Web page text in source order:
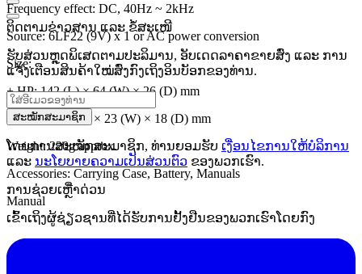
Frequency effect: DC, 40Hz ~ 2kHz
Source: 6LF22 (9V) x 1 or AC power conversion
Size:
+ HP: 142 (L) × 64 (W) × 26 (D) mm
+ Pliers: 153 (L) × 23 (W) × 18 (D) mm
Weight: 220g approx.
Accessories: Carrying Case, Battery, Manuals
Manual
ຕິດຕາມຂ່າວສານ ແລະ ຂໍ້ສະເໜີ
ຮັບສ່ວນຫຼຸດພິເສດຕາມປະລິມານ, ອັບເດດລາຄາຂາຍສົ່ງ ແລະ ການ
ແຈ້ງເຕືອນສິນຄ້າໃໝ່ສົ່ງກົງເຖິງອິນບັອກຂອງທ່ານ.
ສະໝັກສະມາຊິກ
ໂດຍການສະໝັກສະມາຊິກ, ທ່ານຍອມຮັບ ເງື່ອນໄຂການໃຫ້ບໍລິການ
ແລະ ນະໂຍບາຍຄວາມເປັນສ່ວນຕົວ ຂອງພວກເຮົາ.
ການຊ່ວຍເຫຼືໍາດ່ວນ
ເຂົ້າເຖິງຜູ້ຊ່ຽວຊານທີ່ໄດ້ຮັບການຢັ້ງຢືນຂອງພວກເຮົາໂດຍກົງ